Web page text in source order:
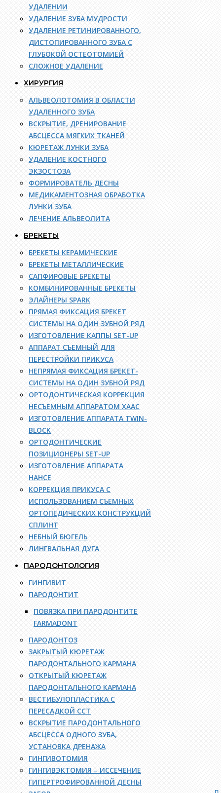
УДАЛЕНИИ
УДАЛЕНИЕ ЗУБА МУДРОСТИ
УДАЛЕНИЕ РЕТИНИРОВАННОГО,
ДИСТОПИРОВАННОГО ЗУБА С
ГЛУБОКОЙ ОСТЕОТОМИЕЙ
СЛОЖНОЕ УДАЛЕНИЕ
ХИРУРГИЯ
АЛЬВЕОЛОТОМИЯ В ОБЛАСТИ
УДАЛЕННОГО ЗУБА
ВСКРЫТИЕ, ДРЕНИРОВАНИЕ
АБСЦЕССА МЯГКИХ ТКАНЕЙ
КЮРЕТАЖ ЛУНКИ ЗУБА
УДАЛЕНИЕ КОСТНОГО
ЭКЗОСТОЗА
ФОРМИРОВАТЕЛЬ ДЕСНЫ
МЕДИКАМЕНТОЗНАЯ ОБРАБОТКА
ЛУНКИ ЗУБА
ЛЕЧЕНИЕ АЛЬВЕОЛИТА
БРЕКЕТЫ
БРЕКЕТЫ КЕРАМИЧЕСКИЕ
БРЕКЕТЫ МЕТАЛЛИЧЕСКИЕ
САПФИРОВЫЕ БРЕКЕТЫ
КОМБИНИРОВАННЫЕ БРЕКЕТЫ
ЭЛАЙНЕРЫ SPARK
ПРЯМАЯ ФИКСАЦИЯ БРЕКЕТ
СИСТЕМЫ НА ОДИН ЗУБНОЙ РЯД
ИЗГОТОВЛЕНИЕ КАППЫ SET-UP
АППАРАТ СЪЕМНЫЙ ДЛЯ
ПЕРЕСТРОЙКИ ПРИКУСА
НЕПРЯМАЯ ФИКСАЦИЯ БРЕКЕТ-
СИСТЕМЫ НА ОДИН ЗУБНОЙ РЯД
ОРТОДОНТИЧЕСКАЯ КОРРЕКЦИЯ
НЕСЪЕМНЫМ АППАРАТОМ ХААС
ИЗГОТОВЛЕНИЕ АППАРАТА TWIN-
BLOCK
ОРТОДОНТИЧЕСКИЕ
ПОЗИЦИОНЕРЫ SET-UP
ИЗГОТОВЛЕНИЕ АППАРАТА
НАНСЕ
КОРРЕКЦИЯ ПРИКУСА С
ИСПОЛЬЗОВАНИЕМ СЪЕМНЫХ
ОРТОПЕДИЧЕСКИХ КОНСТРУКЦИЙ
СПЛИНТ
НЕБНЫЙ БЮГЕЛЬ
ЛИНГВАЛЬНАЯ ДУГА
ПАРОДОНТОЛОГИЯ
ГИНГИВИТ
ПАРОДОНТИТ
ПОВЯЗКА ПРИ ПАРОДОНТИТЕ
FARMADONT
ПАРОДОНТОЗ
ЗАКРЫТЫЙ КЮРЕТАЖ
ПАРОДОНТАЛЬНОГО КАРМАНА
ОТКРЫТЫЙ КЮРЕТАЖ
ПАРОДОНТАЛЬНОГО КАРМАНА
ВЕСТИБУЛОПЛАСТИКА С
ПЕРЕСАДКОЙ ССТ
ВСКРЫТИЕ ПАРОДОНТАЛЬНОГО
АБСЦЕССА ОДНОГО ЗУБА,
УСТАНОВКА ДРЕНАЖА
ГИНГИВОТОМИЯ
ГИНГИВЭКТОМИЯ – ИССЕЧЕНИЕ
ГИПЕРТРОФИРОВАННОЙ ДЕСНЫ